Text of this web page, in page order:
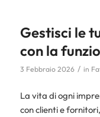
Gestisci le
con la
3 Febbraio 2026 / in
La vita di ogni
con clienti e